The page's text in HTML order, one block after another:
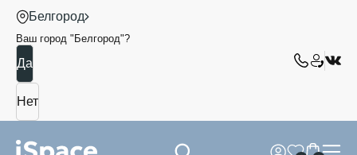
Белгород
Ваш город " Белгород"?